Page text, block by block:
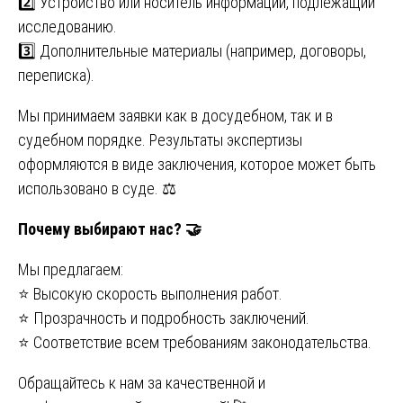
исследованию.
3️⃣ Дополнительные материалы (например, договоры,
переписка).
Мы принимаем заявки как в досудебном, так и в
судебном порядке. Результаты экспертизы
оформляются в виде заключения, которое может быть
использовано в суде. ⚖️
Почему выбирают нас? 🤝
Мы предлагаем:
⭐ Высокую скорость выполнения работ.
⭐ Прозрачность и подробность заключений.
⭐ Соответствие всем требованиям законодательства.
Обращайтесь к нам за качественной и